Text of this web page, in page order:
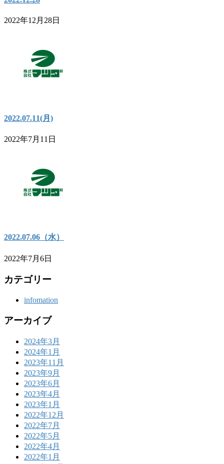
2022年12月28日
2022.07.11(月)
2022年7月11日
2022.07.06（水）
2022年7月6日
カテゴリー
infomation
アーカイブ
2024年3月
2024年1月
2023年11月
2023年9月
2023年6月
2023年4月
2023年1月
2022年12月
2022年7月
2022年5月
2022年4月
2022年1月